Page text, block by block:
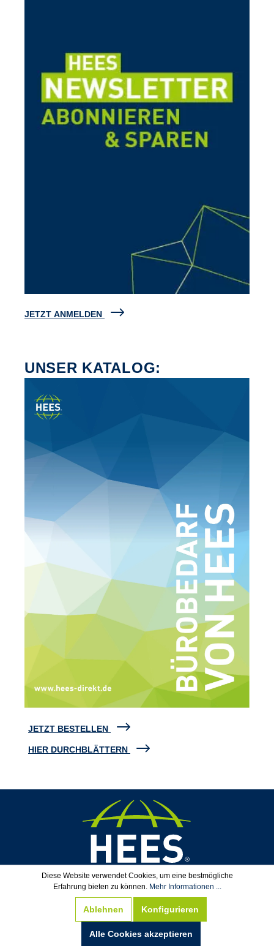
JETZT ANMELDEN
UNSER KATALOG:
JETZT BESTELLEN
HIER DURCHBLÄTTERN
Diese Website verwendet Cookies, um eine bestmögliche
Erfahrung bieten zu können. Mehr Informationen ...
Ablehnen Konfigurieren
Alle Cookies akzeptieren